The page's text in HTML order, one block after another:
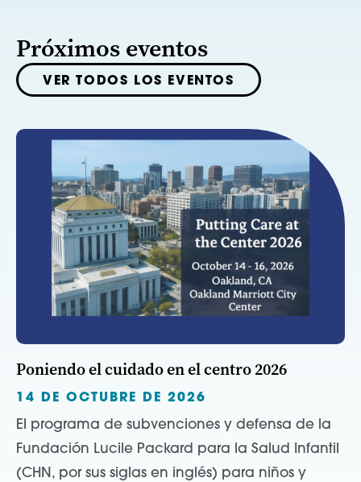
Próximos eventos
VER TODOS LOS EVENTOS
Poniendo el cuidado en el centro 2026
14 DE OCTUBRE DE 2026
El programa de subvenciones y defensa de la
Fundación Lucile Packard para la Salud Infantil
(CHN, por sus siglas en inglés) para niños y